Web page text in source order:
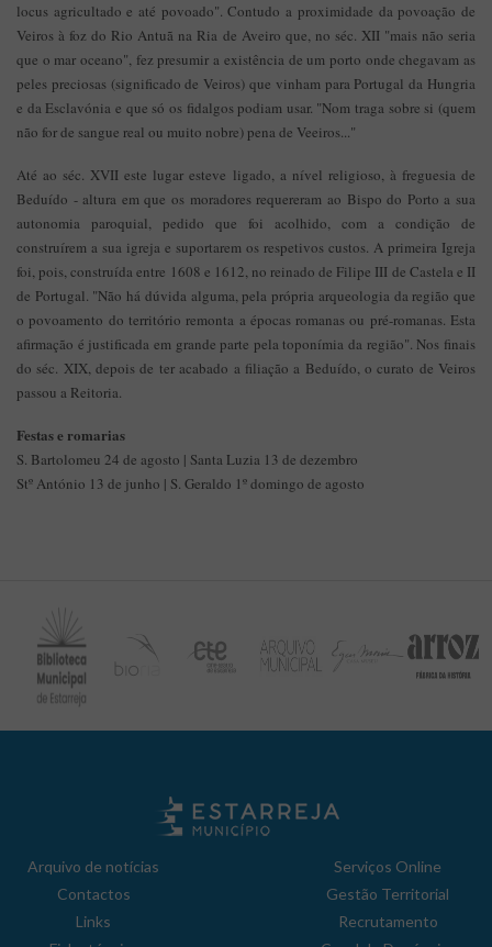
locus agricultado e até povoado". Contudo a proximidade da povoação de
Veiros à foz do Rio Antuã na Ria de Aveiro que, no séc. XII "mais não seria
que o mar oceano", fez presumir a existência de um porto onde chegavam as
peles preciosas (significado de Veiros) que vinham para Portugal da Hungria
e da Esclavónia e que só os fidalgos podiam usar. "Nom traga sobre si (quem
não for de sangue real ou muito nobre) pena de Veeiros..."
Até ao séc. XVII este lugar esteve ligado, a nível religioso, à freguesia de
Beduído - altura em que os moradores requereram ao Bispo do Porto a sua
autonomia paroquial, pedido que foi acolhido, com a condição de
construírem a sua igreja e suportarem os respetivos custos. A primeira Igreja
foi, pois, construída entre 1608 e 1612, no reinado de Filipe III de Castela e II
de Portugal. "Não há dúvida alguma, pela própria arqueologia da região que
o povoamento do território remonta a épocas romanas ou pré-romanas. Esta
afirmação é justificada em grande parte pela toponímia da região". Nos finais
do séc. XIX, depois de ter acabado a filiação a Beduído, o curato de Veiros
passou a Reitoria.
Festas e romarias
S. Bartolomeu 24 de agosto | Santa Luzia 13 de dezembro
Stº António 13 de junho | S. Geraldo 1º domingo de agosto
Arquivo de notícias
Contactos
Links
Serviços Online
Gestão Territorial
Recrutamento